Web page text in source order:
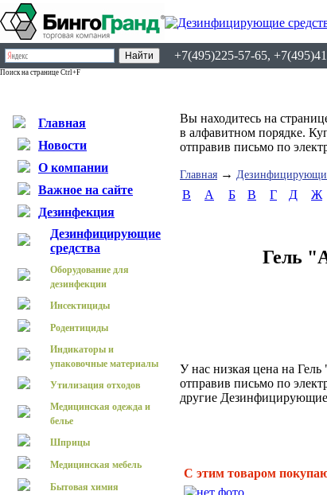
+7(495)225-57-65,
Поиск на странице Ctrl+F
Главная
Новости
О компании
Важное на сайте
Дезинфекция
Дезинфицирующие
средства
Оборудование для
дезинфекции
Инсектициды
Родентициды
Индикаторы и
упаковочные материалы
Утилизация отходов
Медицинская одежда и
белье
Шприцы
Медицинская мебель
Бытовая химия
Вы находитесь на
в алфавитном порядке.
отправив письмо по
Главная →
B
А Б В Г Д Ж
Гель
У нас низкая цена на
отправив письмо по
другие
С этим товаром